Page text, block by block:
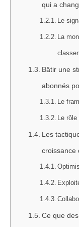
qui a
Le
La
Bâtir une
abonnés
Le
Le
Les
croissance
Ce que